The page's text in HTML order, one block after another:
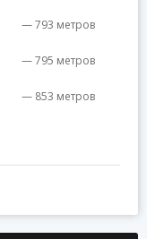
— 793 метров
— 795 метров
— 853 метров